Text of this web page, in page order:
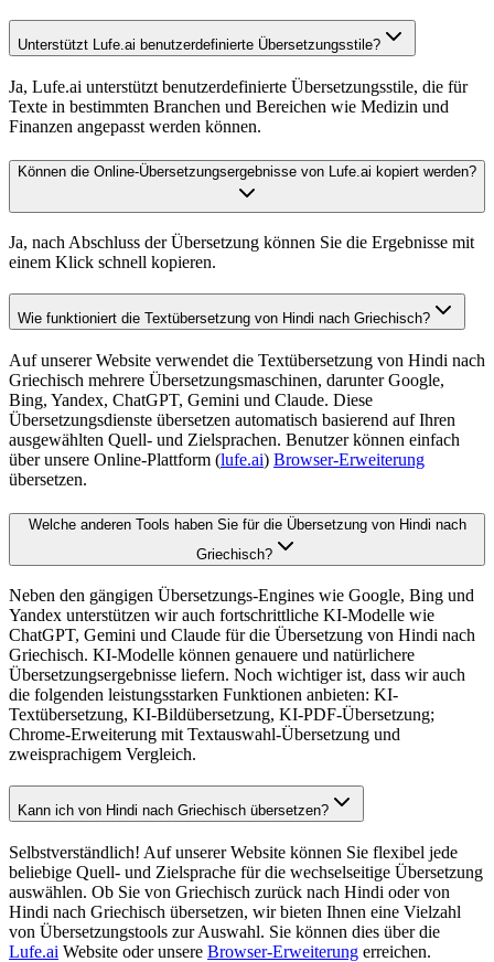
Unterstützt Lufe.ai benutzerdefinierte Übersetzungsstile?
Ja, Lufe.ai unterstützt benutzerdefinierte Übersetzungsstile, die für
Texte in bestimmten Branchen und Bereichen wie Medizin und
Finanzen angepasst werden können.
Können die Online-Übersetzungsergebnisse von Lufe.ai kopiert werden?
Ja, nach Abschluss der Übersetzung können Sie die Ergebnisse mit
einem Klick schnell kopieren.
Wie funktioniert die Textübersetzung von Hindi nach Griechisch?
Auf unserer Website verwendet die Textübersetzung von Hindi nach
Griechisch mehrere Übersetzungsmaschinen, darunter Google,
Bing, Yandex, ChatGPT, Gemini und Claude. Diese
Übersetzungsdienste übersetzen automatisch basierend auf Ihren
ausgewählten Quell- und Zielsprachen. Benutzer können einfach
über unsere Online-Plattform (lufe.ai) Browser-Erweiterung
übersetzen.
Welche anderen Tools haben Sie für die Übersetzung von Hindi nach
Griechisch?
Neben den gängigen Übersetzungs-Engines wie Google, Bing und
Yandex unterstützen wir auch fortschrittliche KI-Modelle wie
ChatGPT, Gemini und Claude für die Übersetzung von Hindi nach
Griechisch. KI-Modelle können genauere und natürlichere
Übersetzungsergebnisse liefern. Noch wichtiger ist, dass wir auch
die folgenden leistungsstarken Funktionen anbieten: KI-
Textübersetzung, KI-Bildübersetzung, KI-PDF-Übersetzung;
Chrome-Erweiterung mit Textauswahl-Übersetzung und
zweisprachigem Vergleich.
Kann ich von Hindi nach Griechisch übersetzen?
Selbstverständlich! Auf unserer Website können Sie flexibel jede
beliebige Quell- und Zielsprache für die wechselseitige Übersetzung
auswählen. Ob Sie von Griechisch zurück nach Hindi oder von
Hindi nach Griechisch übersetzen, wir bieten Ihnen eine Vielzahl
von Übersetzungstools zur Auswahl. Sie können dies über die
Lufe.ai Website oder unsere Browser-Erweiterung erreichen.